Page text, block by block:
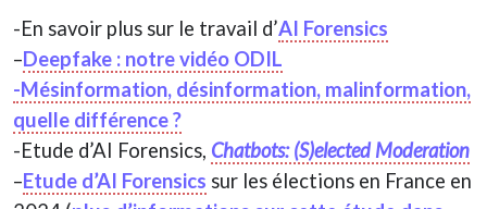
-En savoir plus sur le travail d’AI Forensics
–Deepfake : notre vidéo ODIL
-Mésinformation, désinformation, malinformation,
quelle différence ?
-Etude d’AI Forensics, Chatbots: (S)elected Moderation
–Etude d’AI Forensics sur les élections en France en